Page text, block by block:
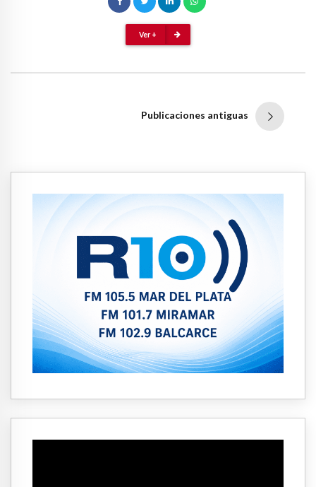
Ver +
Publicaciones antiguas